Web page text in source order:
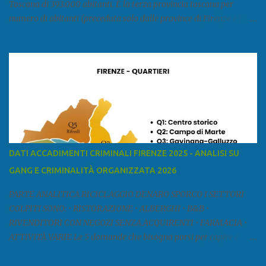
Toscana di 393.000 abitanti. È la terza provincia toscana per
numero di abitanti (preceduta solo dalle province di Firenze e Pisa)
a est con le province di Pistoia e di Firenze, a sud con la provincia di
Lucca Ÿ la Versilia Ÿ la Media Valle del Serchio Ÿ la Garfagnana
Fonte: wikipedia Presenze mafiose e criminali (principali) Le
presenze mafiose in provincia sono assai rilevanti. Si segnala che
nella relazione del 2001 della Commissione parlamentare
Livorno e Lucca agiscono i clan dei Fedele...” Dalla ricerc...
DATI ACCADIMENTI CRIMINALI FIRENZE 2025 - ANALISI SU
GANG E CRIMINALITÀ ORGANIZZATA 2026
PARTE ANALITICA RICICLAGGIO DENARO SPORCO I SETTORI
COLPITI SONO: • RISTORAZIONE • ALBERGHI • B&B •
RIVENDITORI CON NEGOZI SENZA ACQUIRENTI • FARMACIA •
ATTIVITÀ VARIE Le 5 domande che bisogna porsi per capire e